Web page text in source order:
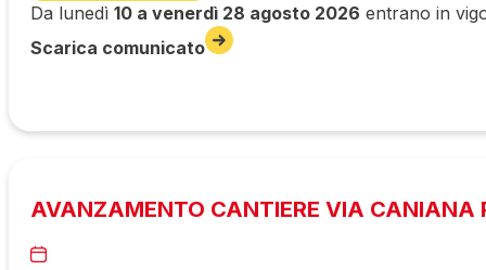
Da lunedì 10 a venerdì 28 agosto 2026 entrano in
Scarica comunicato
AVANZAMENTO CANTIERE VIA CANIANA